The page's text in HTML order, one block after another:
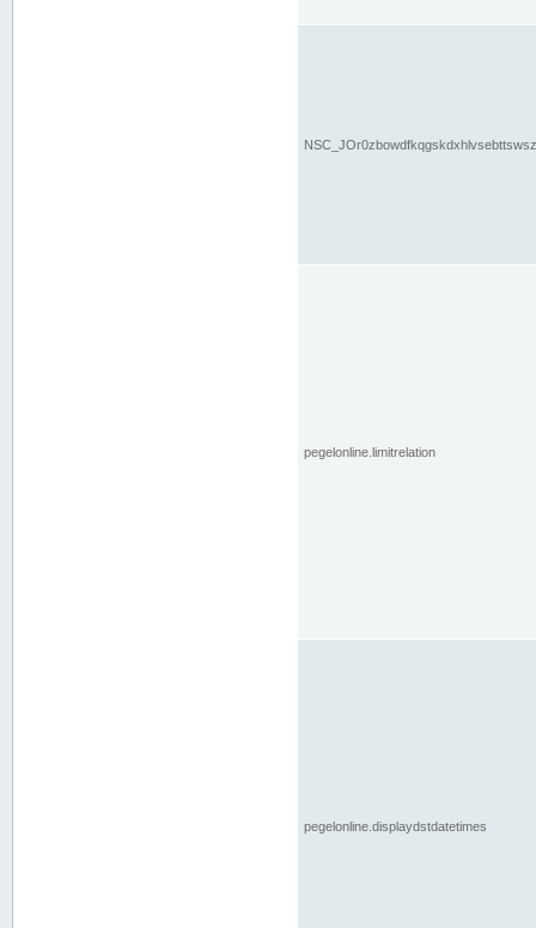
pegelonline.limitrelation
pegelonline.displaydstdatetimes